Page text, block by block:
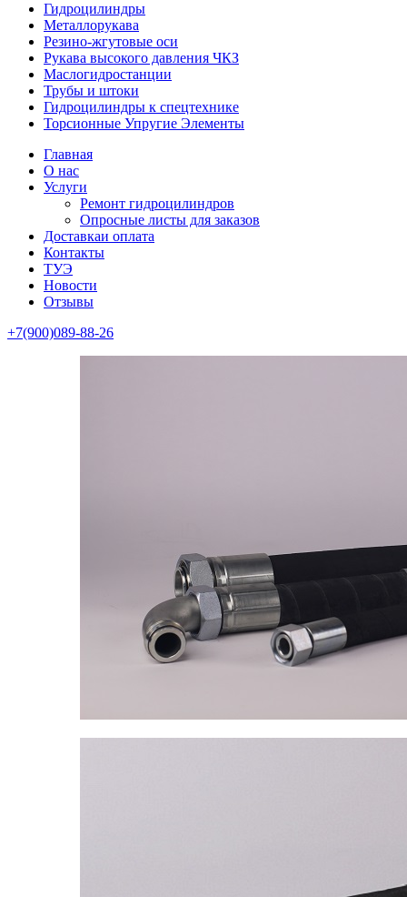
Гидроцилиндры
Металлорукава
Резино-жгутовые оси
Рукава высокого давления ЧКЗ
Маслогидростанции
Трубы и штоки
Гидроцилиндры к спецтехнике
Торсионные Упругие Элементы
Главная
О нас
Услуги
Ремонт гидроцилиндров
Опросные листы для заказов
Доставкаи оплата
Контакты
ТУЭ
Новости
Отзывы
+7(900)089-88-26